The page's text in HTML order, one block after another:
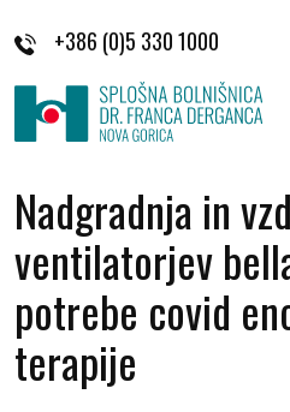
+386 (0)5 330 1000
Nadgradnja in
ventilatorjev
potrebe covid
terapije